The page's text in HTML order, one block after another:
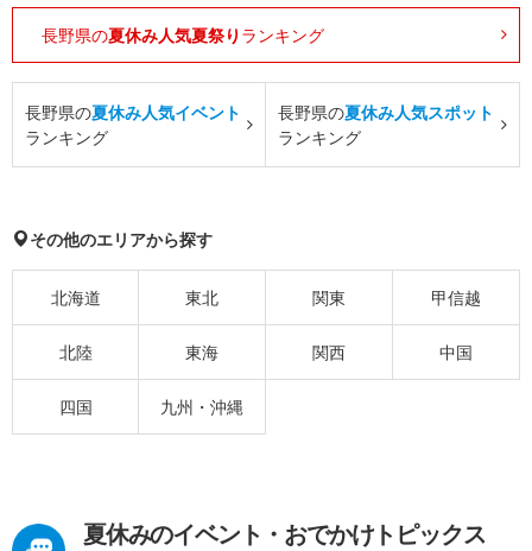
長野県の夏休み人気夏祭り ランキング
長野県の夏休み人気イベント
ランキング
長野県の夏休み人気スポット
ランキング
その他のエリアから探す
北海道 東北 関東 甲信越
北陸 東海 関西 中国
四国 九州・沖縄
夏休みのイベント・おでかけトピックス